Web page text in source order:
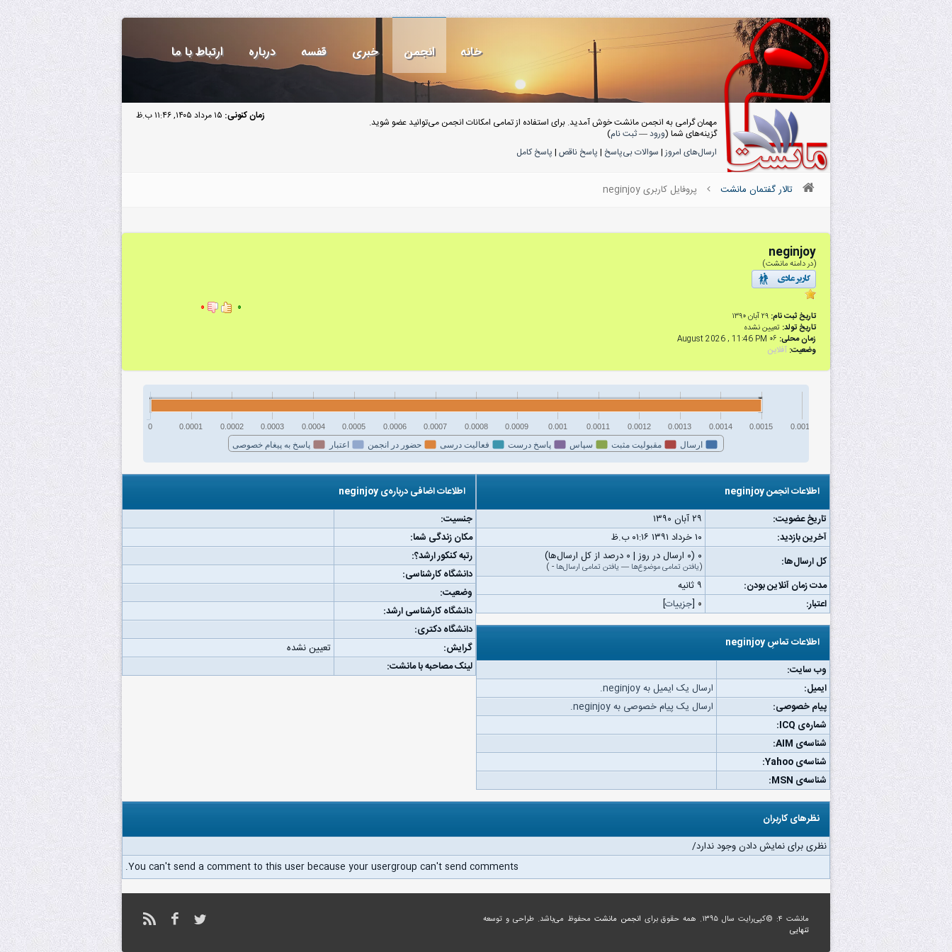
خانه انجمن خبری قفسه درباره ارتباط با ما
زمان کنونی: ۱۵ مرداد ۱۴۰۵, ۱۱:۴۶ ب.ظ
مهمان گرامی به انجمن مانشت خوش آمدید. برای استفاده از تمامی امکانات انجمن می‌توانید عضو شوید.
گزینه‌های شما (ورود—ثبت نام)
ارسال‌های امروز| سوالات بی‌پاسخ | پاسخ ناقص | پاسخ کامل
تالار گفتمان مانشت پروفایل کاربری neginjoy
neginjoy
(در دامنه مانشت)
تاریخ ثبت نام: ۲۹ آبان ۱۳۹۰
تاریخ تولد: تعیین نشده
زمان محلی: ۰۶ August 2026 , 11:46 PM
وضعیت: آفلاین
۰ ۰
ارسال مقبولیت مثبت سپاس پاسخ درست فعالیت درسی حضور در انجمن اعتبار پاسخ به پیغام خصوصی
0 0.0001 0.0002 0.0003 0.0004 0.0005 0.0006 0.0007 0.0008 0.0009 0.001 0.0011 0.0012 0.0013 0.0014 0.0015 0.0016
اطلاعات انجمن neginjoy
تاریخ عضویت:
۲۹ آبان ۱۳۹۰
آخرین بازدید:
۱۰ خرداد ۱۳۹۱ ۰۱:۱۶ ب.ظ
کل ارسال‌ها:
۰ (۰ ارسال در روز | ۰ درصد از کل ارسال‌ها)
(یافتن تمامی موضوع‌ها — یافتن تمامی ارسال‌ها -
)
مدت زمان آنلاین بودن:
۹ ثانیه
اعتبار:
۰ [جزییات]
اطلاعات تماسِ neginjoy
وب‌ سایت:
ایمیل:
ارسال یک ایمیل به neginjoy.
پیام خصوصی:
ارسال یک پیام خصوصی به neginjoy.
شماره‌ی ICQ:
شناسه‌ی AIM:
شناسه‌ی Yahoo:
شناسه‌ی MSN:
اطلاعات اضافی درباره‌ی neginjoy
جنسیت:
مکان زندگی شما:
رتبه کنکور ارشد؟:
دانشگاه کارشناسی:
وضعیت:
دانشگاه کارشناسی ارشد:
دانشگاه دکتری:
گرایش:
تعیین نشده
لینک مصاحبه با مانشت:
نظرهای کاربران
نظری برای نمایش دادن وجود ندارد/
You can't send a comment to this user because your usergroup can't send comments.
مانشت ۴: ©کپی‌رایت سال ۱۳۹۵. همه حقوق برای انجمن مانشت محفوظ می‌باشد. طراحی و توسعه
تنهایی